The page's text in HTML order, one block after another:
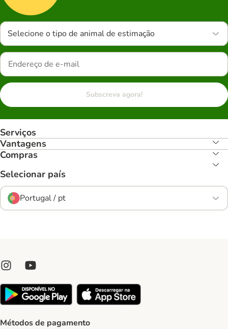
Selecione o tipo de animal de estimação
Subscreva agora!
Serviços
Vantagens
Compras
Selecionar país
Portugal / pt
Métodos de pagamento